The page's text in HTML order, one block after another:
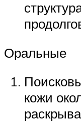
Оральные
кожи